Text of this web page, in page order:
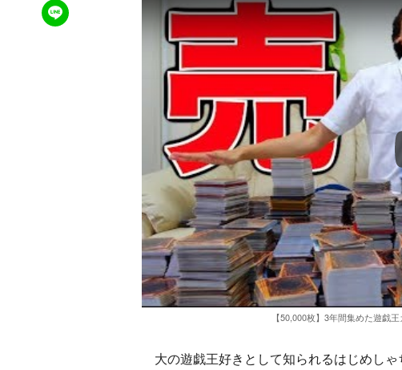
LINEで送る
【50,000枚】3年間集めた遊戯
大の遊戯王好きとして知られるはじめしゃ